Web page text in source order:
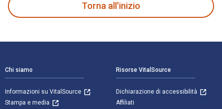
Torna all'inizio
Chi siamo
Informazioni su VitalSource
Stampa e media
Risorse VitalSource
Dichiarazione di accessibilità
Affiliati